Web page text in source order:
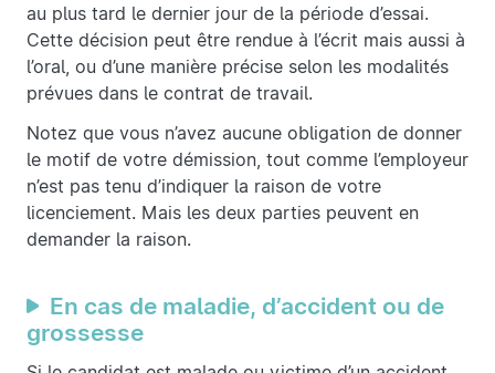
au plus tard le dernier jour de la période d’essai.
Cette décision peut être rendue à l’écrit mais aussi à
l’oral, ou d’une manière précise selon les modalités
prévues dans le contrat de travail.
Notez que vous n’avez aucune obligation de donner
le motif de votre démission, tout comme l’employeur
n’est pas tenu d’indiquer la raison de votre
licenciement. Mais les deux parties peuvent en
demander la raison.
En cas de maladie, d’accident ou de
grossesse